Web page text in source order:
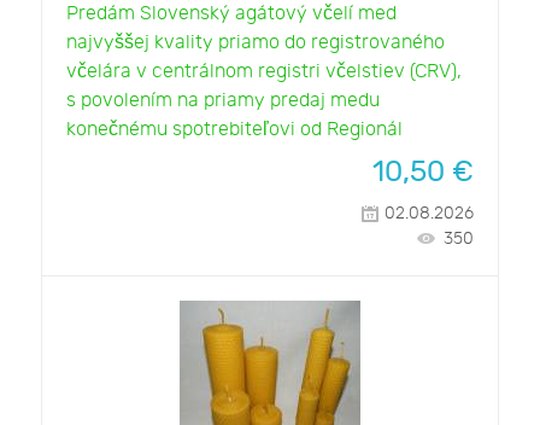
Predám Slovenský agátový včelí med
najvyššej kvality priamo do registrovaného
včelára v centrálnom registri včelstiev (CRV),
s povolením na priamy predaj medu
konečnému spotrebiteľovi od Regionál
10,50 €
02.08.2026
350